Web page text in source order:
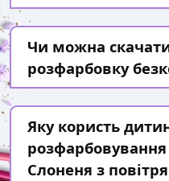
Чи можна
розфарбовку
Яку користь
Слоненя з